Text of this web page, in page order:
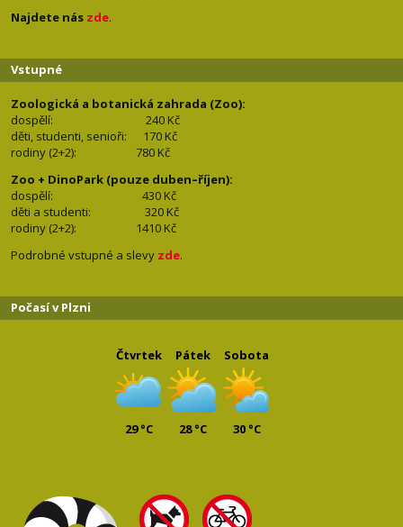
Najdete nás zde.
Vstupné
Zoologická a botanická zahrada (Zoo):
dospělí:
240 Kč
děti, studenti, senioři: 170 Kč
rodiny (2+2): 780 Kč
Zoo + DinoPark (pouze duben–říjen):
dospělí: 430 Kč
děti a studenti: 320 Kč
rodiny (2+2): 1410 Kč
Podrobné vstupné a slevy zde.
Počasí v Plzni
Čtvrtek
29 °C
Pátek
28 °C
Sobota
30 °C